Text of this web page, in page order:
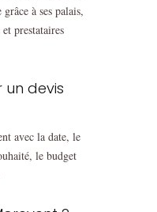
à ses palais,
prestataires
devis
avec la date, le
le budget